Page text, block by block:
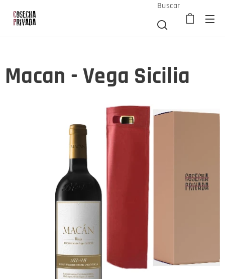
Buscar
Macan - Vega Sicilia